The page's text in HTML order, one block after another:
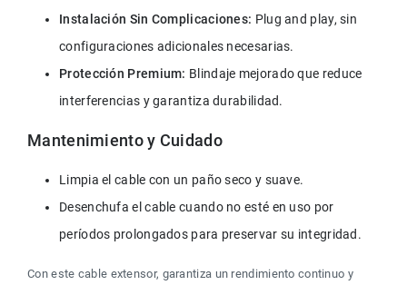
Instalación Sin Complicaciones: Plug and play, sin
configuraciones adicionales necesarias.
Protección Premium: Blindaje mejorado que reduce
interferencias y garantiza durabilidad.
Mantenimiento y Cuidado
Limpia el cable con un paño seco y suave.
Desenchufa el cable cuando no esté en uso por
períodos prolongados para preservar su integridad.
Con este cable extensor, garantiza un rendimiento continuo y